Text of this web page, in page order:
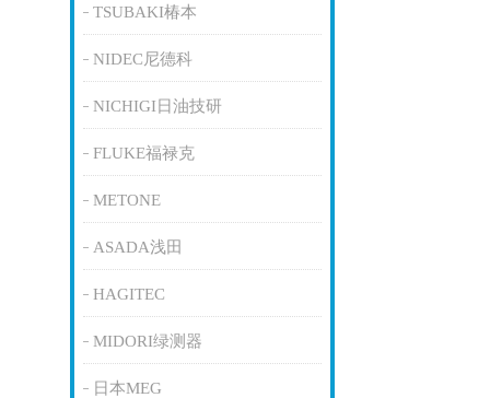
TSUBAKI椿本
NIDEC尼德科
NICHIGI日油技研
FLUKE福禄克
METONE
ASADA浅田
HAGITEC
MIDORI绿测器
日本MEG